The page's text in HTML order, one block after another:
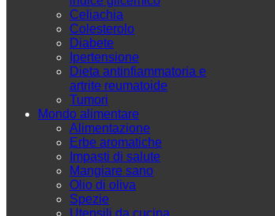
Celiachia
Colesterolo
Diabete
Ipertensione
Dieta antinfiammatoria e
artrite reumatoide
Tumori
Mondo alimentare
Alimentazione
Erbe aromatiche
Impasti di salute
Mangiare sano
Olio di oliva
Spezie
Utensili da cucina